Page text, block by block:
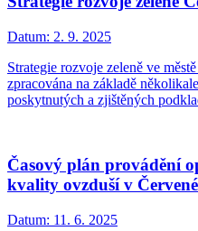
Datum: 2. 9. 2025
Strategie rozvoje zeleně ve
zpracována na základě
poskytnutých a zjištěných
Časový plán provádění
kvality ovzduší v
Datum: 11. 6. 2025